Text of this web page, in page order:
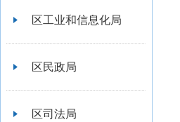
区工业和信息化局
区民政局
区司法局